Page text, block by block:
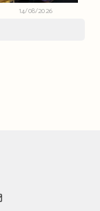
14/08/2026